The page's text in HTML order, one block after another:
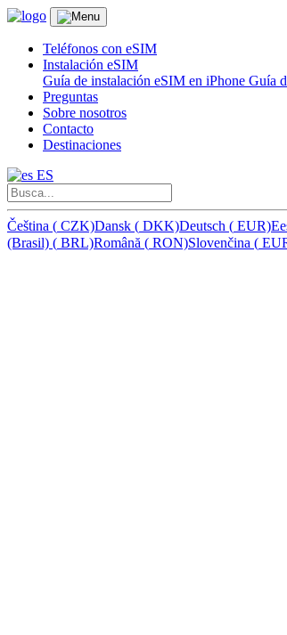
Teléfonos con eSIM
Instalación eSIM
Guía de instalación eSIM en iPhone Guía
Preguntas
Sobre nosotros
Contacto
Destinaciones
ES
Čeština ( CZK)Dansk ( DKK)Deutsch ( EUR)
(Brasil) ( BRL)Română ( RON)Slovenčina (